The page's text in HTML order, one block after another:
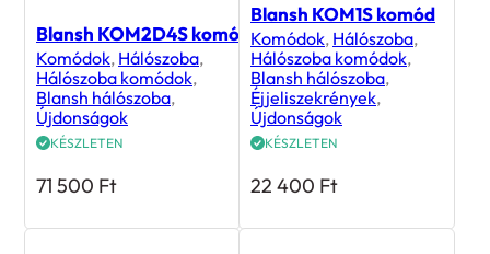
Blansh KOM2D4S komód
Komódok, Hálószoba,
Hálószoba komódok,
Blansh hálószoba,
Újdonságok
KÉSZLETEN
71 500 Ft
Blansh KOM1S komód
Komódok, Hálószoba,
Hálószoba komódok,
Blansh hálószoba,
Éjjeliszekrények,
Újdonságok
KÉSZLETEN
22 400 Ft